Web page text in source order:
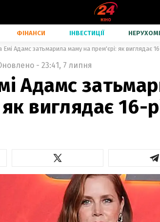
ФІНАНСИ ІНВЕСТИЦІЇ
Емі Адамс затьмарила маму на прем'єрі: як виглядає
- 23:41, 7 липня
Адамс
виглядає 16-